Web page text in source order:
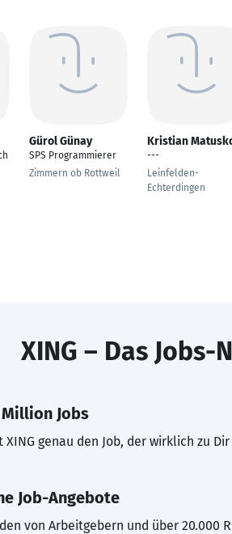
Gürol Günay
SPS Programmierer
Zimmern ob Rottweil
Kristian
---
Leinfelden-
Echterdingen
XING – Das Jobs-
Jobs
XING genau den Job, der wirklich zu
Job-Angebote
von Arbeitgebern und über 20.000